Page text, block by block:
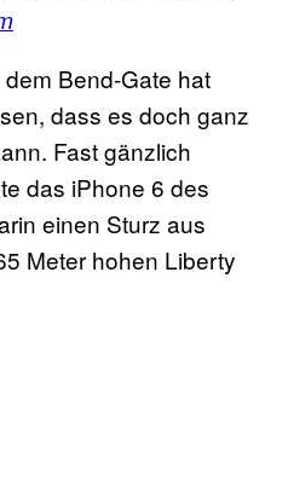
Bend-Gate hat
dass es doch ganz
Fast gänzlich
das iPhone 6 des
einen Sturz aus
Meter hohen Liberty